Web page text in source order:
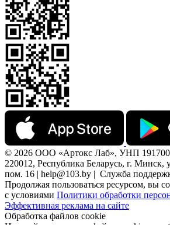
© 2026 ООО «Артокс Лаб», УНП
220012, Республика Беларусь, г. Минск,
пом. 16 | help@103.by | Служба
Продолжая пользоваться ресурсом, вы
с условиями Политики обработки
Эффективная реклама на сайте
Обработка файлов cookie